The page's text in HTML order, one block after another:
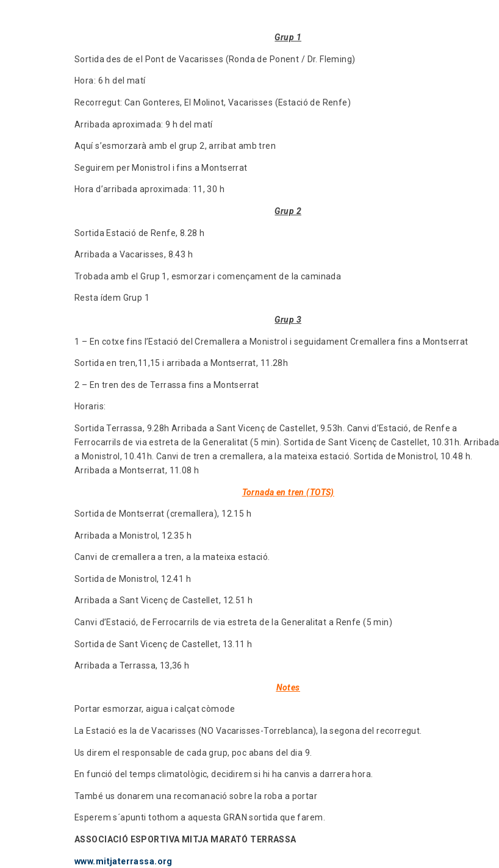
Grup 1
Sortida des de el Pont de Vacarisses (Ronda de Ponent / Dr. Fleming)
Hora: 6 h del matí
Recorregut: Can Gonteres, El Molinot, Vacarisses (Estació de Renfe)
Arribada aproximada: 9 h del matí
Aquí s’esmorzarà amb el grup 2, arribat amb tren
Seguirem per Monistrol i fins a Montserrat
Hora d’arribada aproximada: 11, 30 h
Grup 2
Sortida Estació de Renfe, 8.28 h
Arribada a Vacarisses, 8.43 h
Trobada amb el Grup 1, esmorzar i començament de la caminada
Resta ídem Grup 1
Grup 3
1 – En cotxe fins l’Estació del Cremallera a Monistrol i seguidament Cremallera fins a Montserrat
Sortida en tren,11,15 i arribada a Montserrat, 11.28h
2 – En tren des de Terrassa fins a Montserrat
Horaris:
Sortida Terrassa, 9.28h Arribada a Sant Vicenç de Castellet, 9.53h. Canvi d’Estació, de Renfe a
Ferrocarrils de via estreta de la Generalitat (5 min). Sortida de Sant Vicenç de Castellet, 10.31h. Arribada
a Monistrol, 10.41h. Canvi de tren a cremallera, a la mateixa estació. Sortida de Monistrol, 10.48 h.
Arribada a Montserrat, 11.08 h
Tornada en tren (TOTS)
Sortida de Montserrat (cremallera), 12.15 h
Arribada a Monistrol, 12.35 h
Canvi de cremallera a tren, a la mateixa estació.
Sortida de Monistrol, 12.41 h
Arribada a Sant Vicenç de Castellet, 12.51 h
Canvi d’Estació, de Ferrocarrils de via estreta de la Generalitat a Renfe (5 min)
Sortida de Sant Vicenç de Castellet, 13.11 h
Arribada a Terrassa, 13,36 h
Notes
Portar esmorzar, aigua i calçat còmode
La Estació es la de Vacarisses (NO Vacarisses-Torreblanca), la segona del recorregut.
Us direm el responsable de cada grup, poc abans del dia 9.
En funció del temps climatològic, decidirem si hi ha canvis a darrera hora.
També us donarem una recomanació sobre la roba a portar
Esperem s´apunti tothom a aquesta GRAN sortida que farem.
ASSOCIACIÓ ESPORTIVA MITJA MARATÓ TERRASSA
www.mitjaterrassa.org